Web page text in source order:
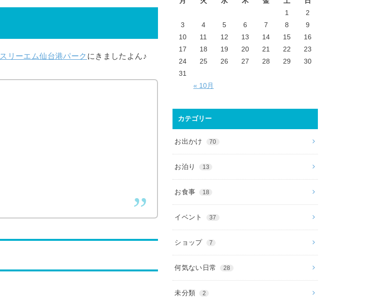
スリーエム仙台港パーク にきましたよん♪
« 10月
1
2
3
4 5 6 7 8
9
10
11 12 13 14 15
16
17
18 19 20 21 22
23
24
25 26 27 28 29
30
31
カテゴリー
お出かけ 70
お泊り 13
お食事 18
イベント 37
ショップ 7
何気ない日常 28
未分類 2